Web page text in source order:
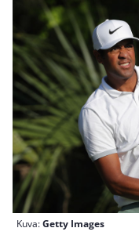
Kuva:Getty Images